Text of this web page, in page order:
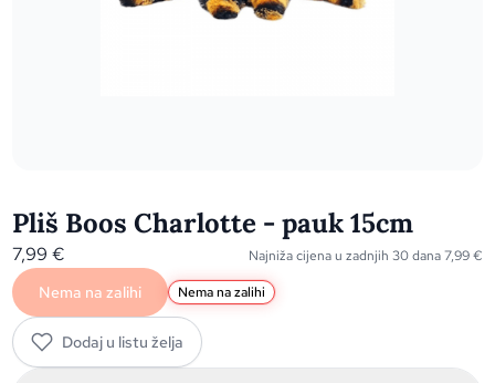
Pliš Boos Charlotte - pauk 15cm
7,99€ Najniža cijena u zadnjih 30 dana7,99€
Nema na zalihi Nema na zalihi
Dodaj u listu želja